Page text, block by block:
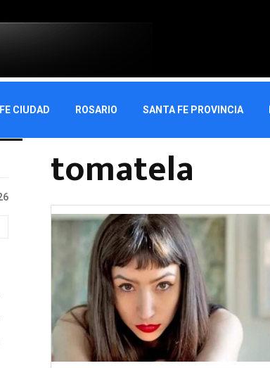
CIUDAD ROSARIO SANTA FE PROVINCIA
tomatela